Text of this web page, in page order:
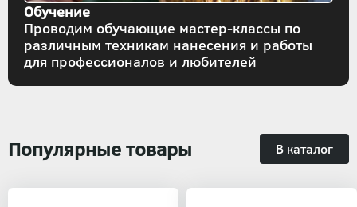
Обучение
Проводим обучающие мастер-классы по
различным техникам нанесения и работы
для профессионалов и любителей
Популярные товары В каталог